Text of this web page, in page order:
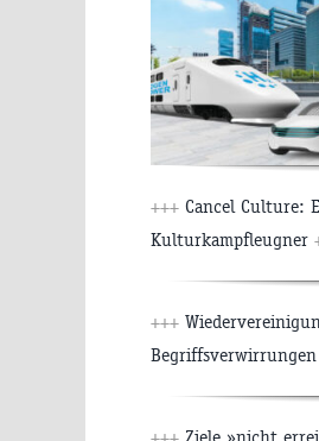
+++ Cancel Culture:
Kulturkampfleugner
+++
Begriffsverwirrungen